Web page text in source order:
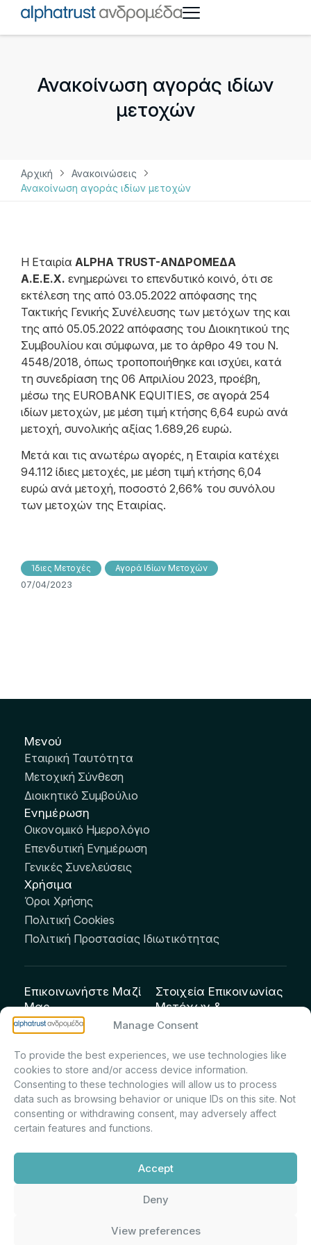
Manage Consent
To provide the best experiences, we use technologies like
cookies to store and/or access device information.
Consenting to these technologies will allow us to process
data such as browsing behavior or unique IDs on this site. Not
consenting or withdrawing consent, may adversely affect
certain features and functions.
Accept
Deny
View preferences
Ανακοίνωση αγοράς ιδίων
μετοχών
Αρχική
Ανακοινώσεις
Ανακοίνωση αγοράς ιδίων μετοχών
Η Εταιρία ALPHA TRUST-ΑΝΔΡΟΜΕΔΑ
Α.Ε.Ε.Χ. ενημερώνει το επενδυτικό κοινό, ότι σε
εκτέλεση της από 03.05.2022 απόφασης της
Τακτικής Γενικής Συνέλευσης των μετόχων της και
της από 05.05.2022 απόφασης του Διοικητικού της
Συμβουλίου και σύμφωνα, με το άρθρο 49 του N.
4548/2018, όπως τροποποιήθηκε και ισχύει, κατά
τη συνεδρίαση της 06 Απριλίου 2023, προέβη,
μέσω της EUROBANK EQUITIES, σε αγορά 254
ιδίων μετοχών, με μέση τιμή κτήσης 6,64 ευρώ ανά
μετοχή, συνολικής αξίας 1.689,26 ευρώ.
Μετά και τις ανωτέρω αγορές, η Εταιρία κατέχει
94.112 ίδιες μετοχές, με μέση τιμή κτήσης 6,04
ευρώ ανά μετοχή, ποσοστό 2,66% του συνόλου
των μετοχών της Εταιρίας.
Ίδιες Μετοχές Αγορά Ιδίων Μετοχών
07/04/2023
Μενού
Εταιρική Ταυτότητα
Μετοχική Σύνθεση
Διοικητικό Συμβούλιο
Ενημέρωση
Οικονομικό Ημερολόγιο
Επενδυτική Ενημέρωση
Γενικές Συνελεύσεις
Χρήσιμα
Όροι Χρήσης
Πολιτική Cookies
Πολιτική Προστασίας Ιδιωτικότητας
Επικοινωνήστε Μαζί
Μας
info@andromeda.eu
Οδός Αριστείδου 1,
Κηφισιά Τ.Κ. 14561
Στοιχεία Επικοινωνίας
Μετόχων &
Επενδυτών:
Πρίντσιου – Corporate
Secretary & Investor
Relations – Τμήμα
Μετοχολογίου –
Ανακοινώσεων
m.printsiou@andromeda.eu
210 62 89 341